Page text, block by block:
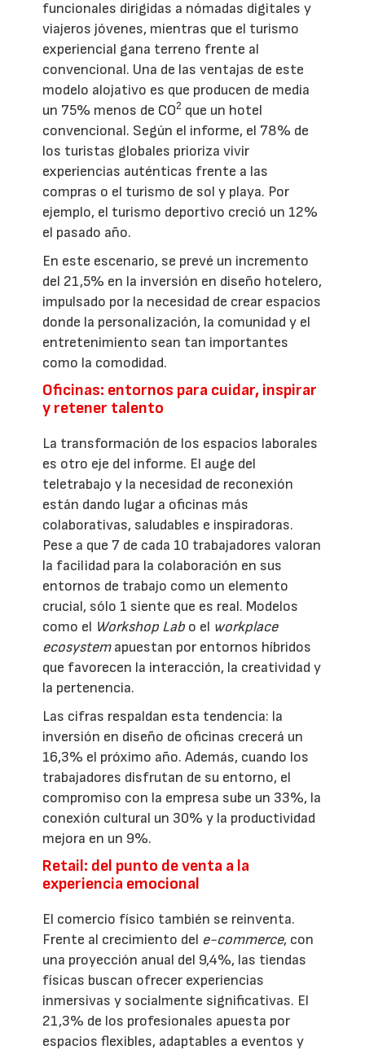
funcionales dirigidas a nómadas digitales y
viajeros jóvenes, mientras que el turismo
experiencial gana terreno frente al
convencional. Una de las ventajas de este
modelo alojativo es que producen de media
un 75% menos de CO2 que un hotel
convencional. Según el informe, el 78% de
los turistas globales prioriza vivir
experiencias auténticas frente a las
compras o el turismo de sol y playa. Por
ejemplo, el turismo deportivo creció un 12%
el pasado año.
En este escenario, se prevé un incremento
del 21,5% en la inversión en diseño hotelero,
impulsado por la necesidad de crear espacios
donde la personalización, la comunidad y el
entretenimiento sean tan importantes
como la comodidad.
Oficinas: entornos para cuidar, inspirar
y retener talento
La transformación de los espacios laborales
es otro eje del informe. El auge del
teletrabajo y la necesidad de reconexión
están dando lugar a oficinas más
colaborativas, saludables e inspiradoras.
Pese a que 7 de cada 10 trabajadores valoran
la facilidad para la colaboración en sus
entornos de trabajo como un elemento
crucial, sólo 1 siente que es real. Modelos
como el Workshop Lab o el workplace
ecosystemapuestan por entornos híbridos
que favorecen la interacción, la creatividad y
la pertenencia.
Las cifras respaldan esta tendencia: la
inversión en diseño de oficinas crecerá un
16,3% el próximo año. Además, cuando los
trabajadores disfrutan de su entorno, el
compromiso con la empresa sube un 33%, la
conexión cultural un 30% y la productividad
mejora en un 9%.
Retail: del punto de venta a la
experiencia emocional
El comercio físico también se reinventa.
Frente al crecimiento del e-commerce, con
una proyección anual del 9,4%, las tiendas
físicas buscan ofrecer experiencias
inmersivas y socialmente significativas. El
21,3% de los profesionales apuesta por
espacios flexibles, adaptables a eventos y